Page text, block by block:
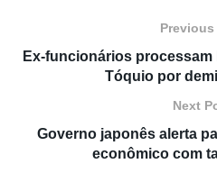
Ex-funcionários
Tóquio por
Next
Governo japonês alerta
econômico com